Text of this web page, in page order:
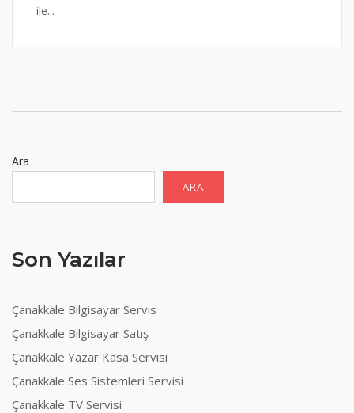
ile...
Ara
ARA
Son Yazılar
Çanakkale Bilgisayar Servis
Çanakkale Bilgisayar Satış
Çanakkale Yazar Kasa Servisi
Çanakkale Ses Sistemleri Servisi
Çanakkale TV Servisi